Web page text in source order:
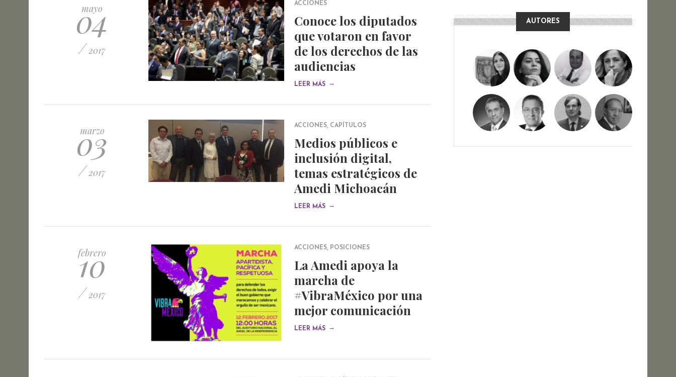
mayo
04
/ 2017
ACCIONES
Conoce los diputados
que votaron en favor
de los derechos de las
audiencias
LEER MÁS →
marzo
03
/ 2017
ACCIONES, CAPÍTULOS
Medios públicos e
inclusión digital,
temas estratégicos de
Amedi Michoacán
LEER MÁS →
febrero
10
/ 2017
ACCIONES, POSICIONES
La Amedi apoya la
marcha de
#VibraMéxico por una
mejor comunicación
LEER MÁS →
AUTORES